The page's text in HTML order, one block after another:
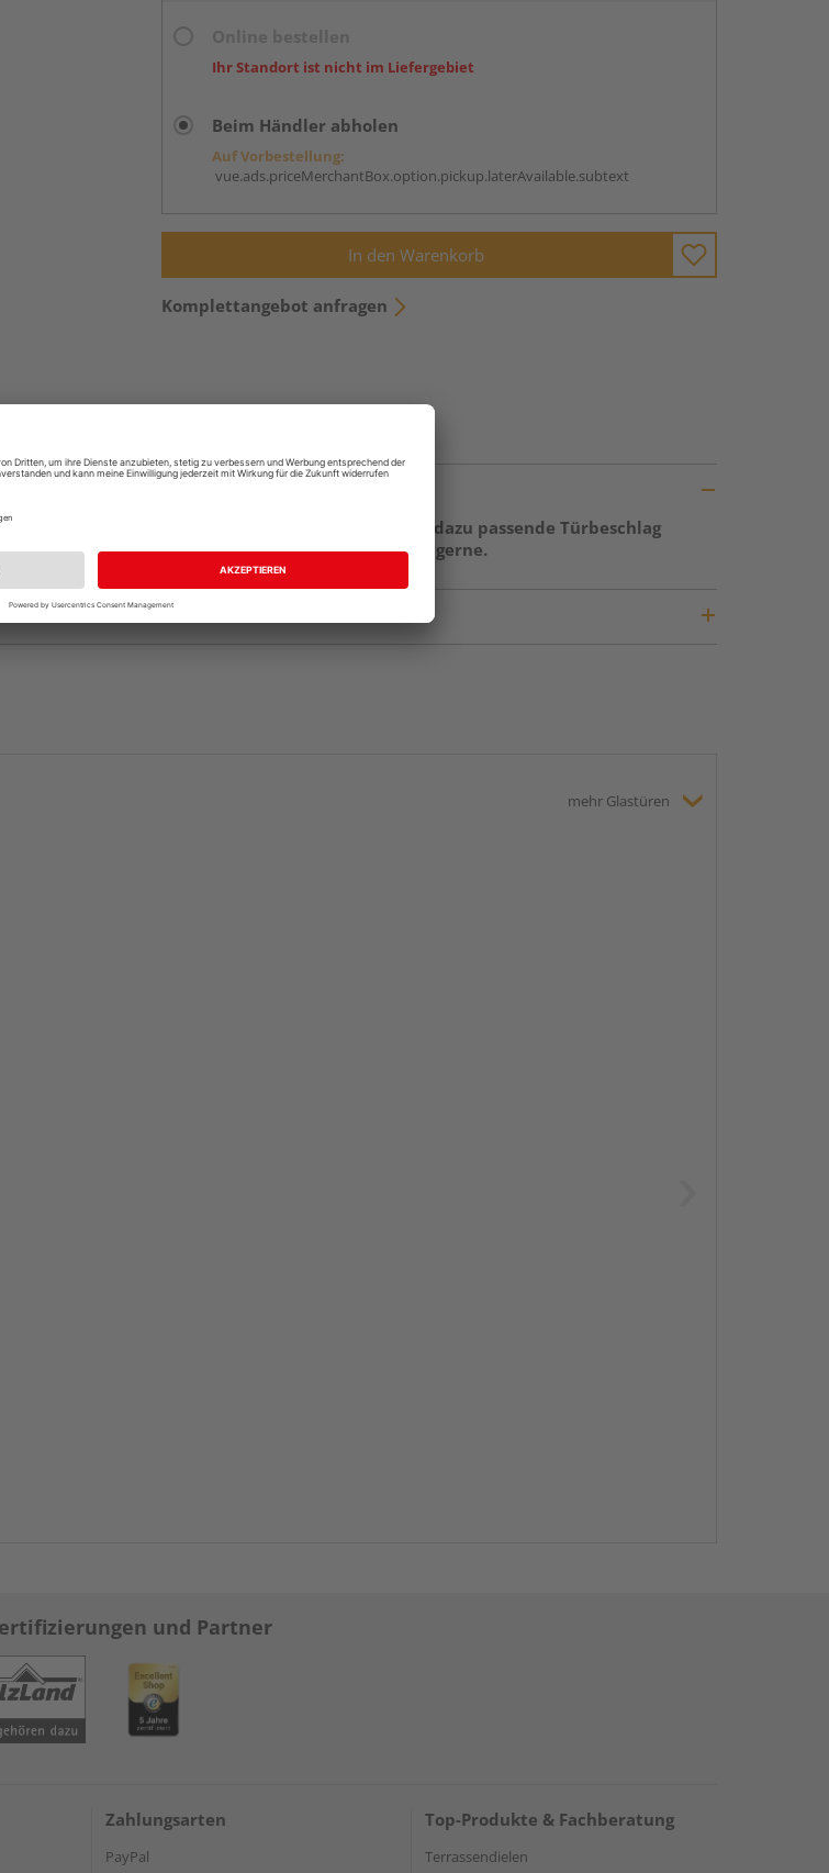
Ihr Standort ist nicht im Liefergebiet
Beim Händler abholen
Auf Vorbestellung:
vue.ads.priceMerchantBox.option.pickup.laterAvailable.subtext
In den Warenkorb
Komplettangebot anfragen
ein Türblatt, die dazu passende Zarge sowie der dazu passende Türbeschlag
vorhanden. Ihr HolzLand-Fachhändler berät Sie gerne.
mehr Glastüren
und Partner
Zahlungsarten
PayPal
Top-Produkte & Fachberatung
Terrassendielen